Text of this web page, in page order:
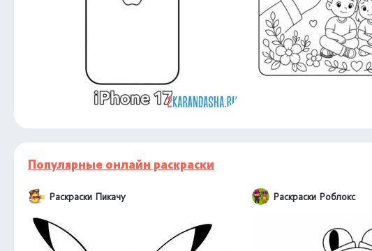
Популярные онлайн раскраски
Раскраски Пикачу Раскраски Роблокс